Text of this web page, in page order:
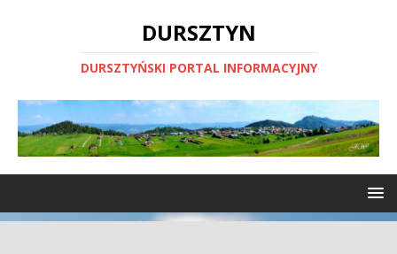
DURSZTYN
DURSZTYŃSKI PORTAL INFORMACYJNY